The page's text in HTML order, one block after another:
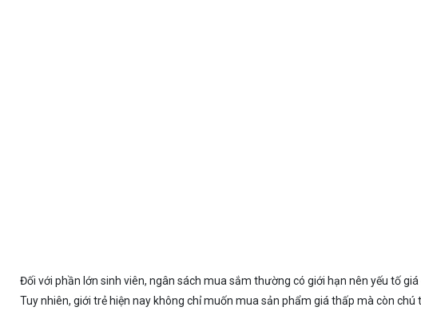
Đối với phần lớn sinh viên, ngân sách mua sắm thường có giới hạn nên yếu tố
Tuy nhiên, giới trẻ hiện nay không chỉ muốn mua sản phẩm giá thấp mà còn chú